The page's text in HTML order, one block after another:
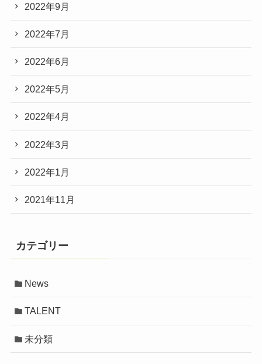
2022年9月
2022年7月
2022年6月
2022年5月
2022年4月
2022年3月
2022年1月
2021年11月
カテゴリー
News
TALENT
未分類